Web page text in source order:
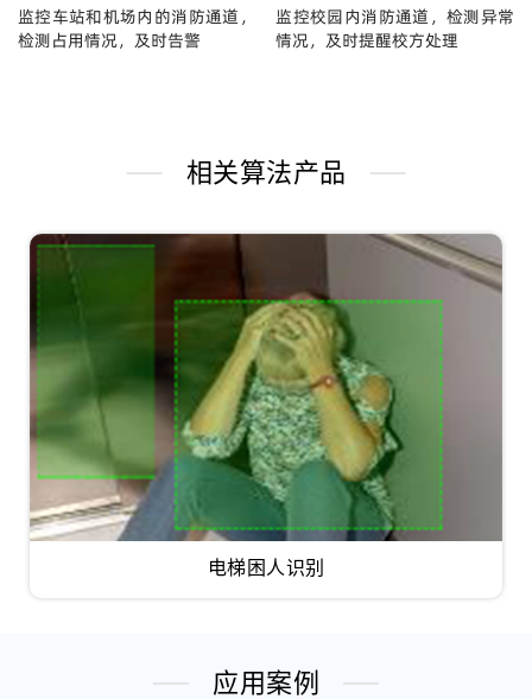
监控车站和机场内的消防通道，
检测占用情况，及时告警
监控校园内消防通道，检测异常
情况，及时提醒校方处理
相关算法产品
电梯困人识别
应用案例